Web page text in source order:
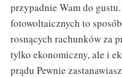
przypadnie Wam do
fotowoltaicznych to
rosnących rachunków za
tylko ekonomiczny, ale i
prądu Pewnie